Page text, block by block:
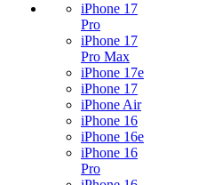
iPhone 17
Pro
iPhone 17
Pro Max
iPhone 17e
iPhone 17
iPhone Air
iPhone 16
iPhone 16e
iPhone 16
Pro